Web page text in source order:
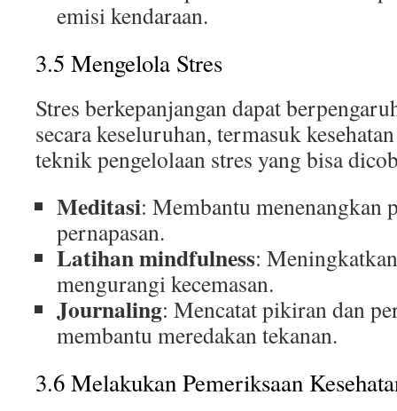
emisi kendaraan.
3.5 Mengelola Stres
Stres berkepanjangan dapat
secara keseluruhan, termasuk
teknik pengelolaan stres yang bisa
Meditasi: Membantu menenangkan
pernapasan.
Latihan mindfulness:
mengurangi kecemasan.
Journaling: Mencatat pikiran dan
membantu meredakan tekanan.
3.6 Melakukan Pemeriksaan